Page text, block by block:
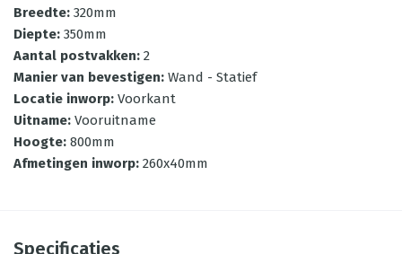
Breedte: 320mm
Diepte: 350mm
Aantal postvakken: 2
Manier van bevestigen: Wand - Statief
Locatie inworp: Voorkant
Uitname: Vooruitname
Hoogte: 800mm
Afmetingen inworp: 260x40mm
Specificaties